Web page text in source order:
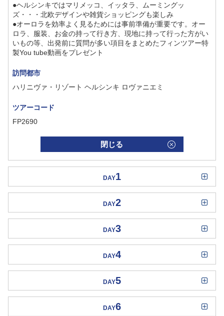
●ヘルシンキではマリメッコ、イッタラ、ムーミングッ
ズ・・・北欧デザインや雑貨ショッピングも楽しみ
●オーロラを効率よく見るためには事前準備が重要です。オー
ロラ、服装、お金の持って行き方、現地に持って行った方がい
いもの等、出発前に質問が多い項目をまとめたフィンツアー特
製You tube動画をプレゼント
訪問都市
ハリニヴァ・リゾート ヘルシンキ ロヴァニエミ
ツアーコード
FP2690
閉じる
DAY1
DAY2
DAY3
DAY4
DAY5
DAY6